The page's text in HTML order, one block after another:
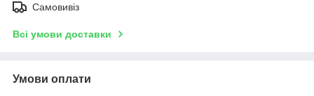
Самовивіз
Всі умови доставки
Умови оплати